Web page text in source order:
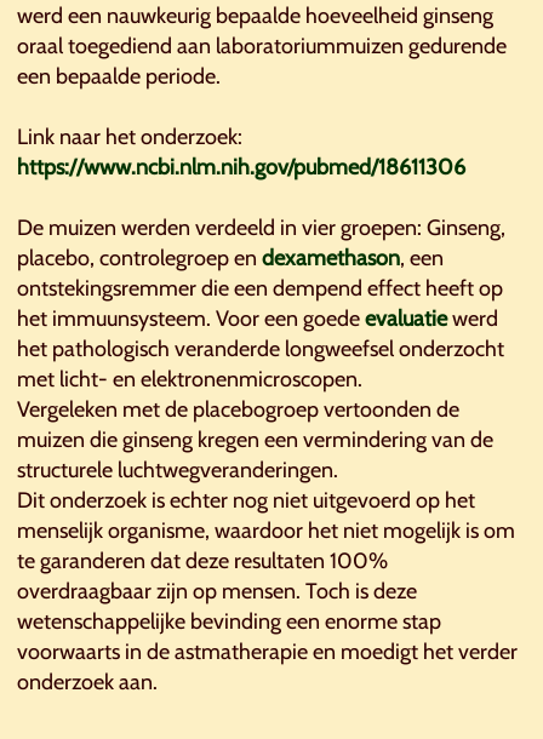
werd een nauwkeurig bepaalde hoeveelheid ginseng
oraal toegediend aan laboratoriummuizen gedurende
een bepaalde periode.
Link naar het onderzoek:
https://www.ncbi.nlm.nih.gov/pubmed/18611306
De muizen werden verdeeld in vier groepen: Ginseng,
placebo, controlegroep en dexamethason, een
ontstekingsremmer die een dempend effect heeft op
het immuunsysteem. Voor een goedeevaluatiewerd
het pathologisch veranderde longweefsel onderzocht
met licht- en elektronenmicroscopen.
Vergeleken met de placebogroep vertoonden de
muizen die ginseng kregen een vermindering van de
structurele luchtwegveranderingen.
Dit onderzoek is echter nog niet uitgevoerd op het
menselijk organisme, waardoor het niet mogelijk is om
te garanderen dat deze resultaten 100%
overdraagbaar zijn op mensen. Toch is deze
wetenschappelijke bevinding een enorme stap
voorwaarts in de astmatherapie en moedigt het verder
onderzoek aan.